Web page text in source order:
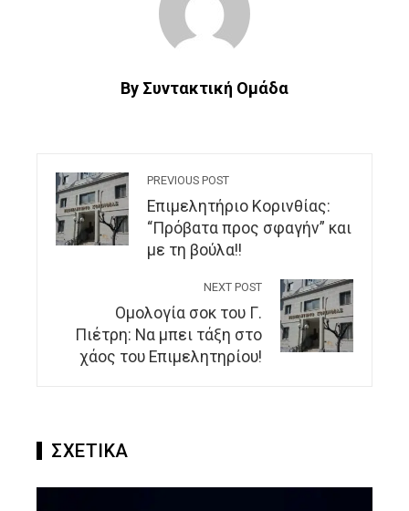
By Συντακτική Ομάδα
PREVIOUS POST
Επιμελητήριο Κορινθίας:
“Πρόβατα προς σφαγήν” και
με τη βούλα!!
NEXT POST
Ομολογία σοκ του Γ.
Πιέτρη: Να μπει τάξη στο
χάος του Επιμελητηρίου!
ΣΧΕΤΙΚΑ